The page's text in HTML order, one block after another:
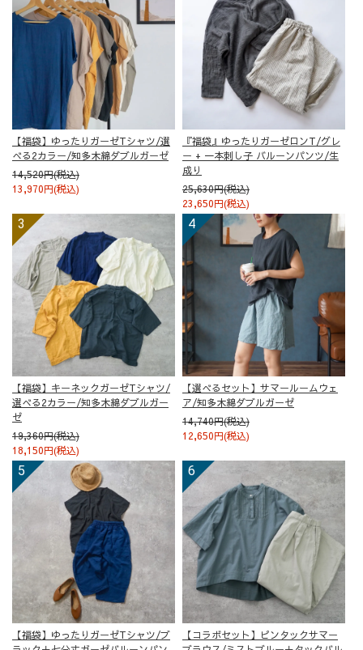
【福袋】ゆったりガーゼTシャツ/選
べる2カラー/知多木綿ダブルガーゼ
14,520円(税込)
13,970円(税込)
『福袋』ゆったりガーゼロンT/グレ
ー + 一本刺し子 バルーンパンツ/生
成り
25,630円(税込)
23,650円(税込)
【福袋】キーネックガーゼTシャツ/
選べる2カラー/知多木綿ダブルガー
ゼ
19,360円(税込)
18,150円(税込)
【選べるセット】サマールームウェ
ア/知多木綿ダブルガーゼ
14,740円(税込)
12,650円(税込)
【福袋】ゆったりガーゼTシャツ/ブ
【コラボセット】ピンタックサマー